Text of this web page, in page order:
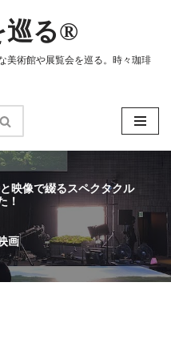
巡る®
美術館や展覧会を巡る。時々珈琲
映像で綴るスペクタクル
！
画